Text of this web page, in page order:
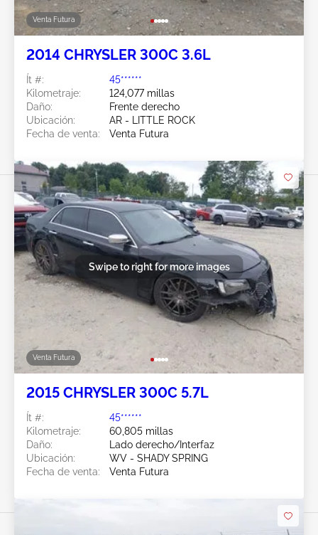
Venta Futura
2014 CHRYSLER 300C 3.6L
Ít #:
45******
Kilometraje:
124,077 millas
Daño:
Frente derecho
Ubicación:
AR - LITTLE ROCK
Fecha de venta:
Venta Futura
Venta Futura
Swipe to right for more images
2015 CHRYSLER 300C 5.7L
Ít #:
45******
Kilometraje:
60,805 millas
Daño:
Lado derecho/Interfaz
Ubicación:
WV - SHADY SPRING
Fecha de venta:
Venta Futura